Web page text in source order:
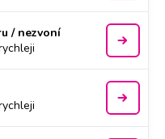
/ nezvoní